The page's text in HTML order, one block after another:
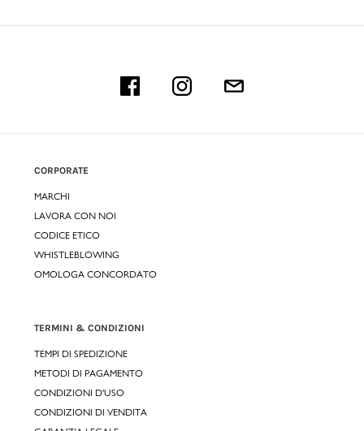
CORPORATE
MARCHI
LAVORA CON NOI
CODICE ETICO
WHISTLEBLOWING
OMOLOGA CONCORDATO
TERMINI & CONDIZIONI
TEMPI DI SPEDIZIONE
METODI DI PAGAMENTO
CONDIZIONI D'USO
CONDIZIONI DI VENDITA